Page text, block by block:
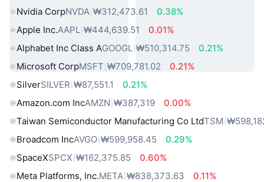
Nvidia CorpNVDA ₩312,473.61
0.38%
Apple Inc.AAPL ₩444,639.51
0.01%
Alphabet Inc Class AGOOGL ₩510,314.75
0.21%
Microsoft CorpMSFT ₩709,781.02
0.21%
SilverSILVER ₩87,551.1
0.21%
Amazon.com IncAMZN ₩387,319
0.00%
Taiwan Semiconductor Manufacturing Co LtdTSM
Broadcom IncAVGO ₩599,958.45
0.29%
SpaceXSPCX ₩162,375.85
0.60%
Meta Platforms, Inc.META ₩838,373.63
0.11%